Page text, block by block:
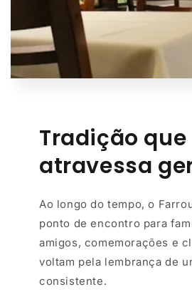
Tradição que
atravessa
Ao longo do tempo, o
ponto de encontro para
amigos, comemorações e
voltam pela lembrança de
consistente.